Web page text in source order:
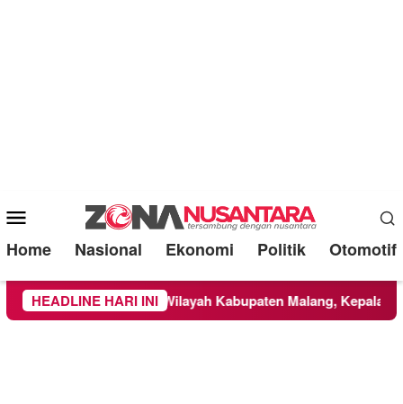
Mobile
Menu
Home Nasional Ekonomi Politik Otomotif
HEADLINE HARI INI
TNBTS Meluas ke Wilayah Kabupaten Malang, Kepala BNPB